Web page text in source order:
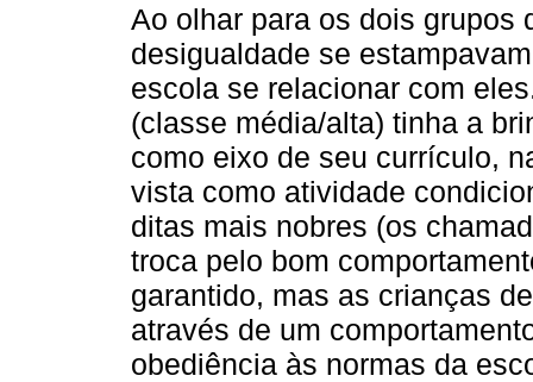
Ao olhar para os dois grupos
desigualdade se
escola se relacionar com
(classe média/alta) tinha a
como eixo de seu currículo,
vista como atividade
ditas mais nobres (os
troca pelo bom
garantido, mas as crianças
através de um
obediência às normas da